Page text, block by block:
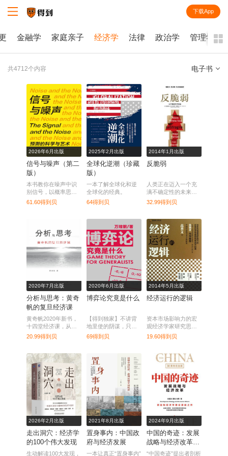
下载App
金融学 家庭亲子 经济学 法律 政治学 管理学
共4712个内容 电子书
全部
每天听本书
电子书
2026年6月出版
信号与噪声（第二
版）
本书教你在噪声中识
别信号，以概率思维
和谦逊严谨的态度看
清未来。
61.60得到贝
2025年2月出版
全球化逆潮（珍藏
版）
一本了解全球化和逆
全球化的经典。
64得到贝
2014年1月出版
反脆弱
人类正在迈入一个充
满不确定性的未来，
在那里，现有的确定
性理论必将崩解。而
时代的终极生存指
南。
32.99得到贝
2020年7月出版
分析与思考：黄奇
帆的复旦经济课
黄奇帆2020年新书，
十四堂经济课，从资
本市场、货币制度、
厘清脉络，重大问题
都可以在这里获得新
知。
20.99得到贝
2020年6月出版
博弈论究竟是什么
【得到独家】不讲背
地里使的阴谋，只讲
明面上用的策略。
69得到贝
2014年5月出版
经济运行的逻辑
资本市场影响力的宏
观经济学家研究思路
大起底，中国经济的
19.60得到贝
2026年2月出版
走出洞穴：经济学
的100个伟大发现
生动解读100大发现，
2021年8月出版
置身事内：中国政
府与经济发展
一本让真正“置身事内”
2024年9月出版
中国的奇迹：发展
战略与经济改革
（30周年纪念版）
“中国奇迹”提出者剖析